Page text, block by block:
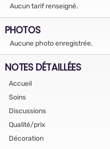
Aucun tarif renseigné.
PHOTOS
Aucune photo enregistrée.
NOTES DÉTAILLÉES
Accueil
Soins
Discussions
Qualité/prix
Décoration